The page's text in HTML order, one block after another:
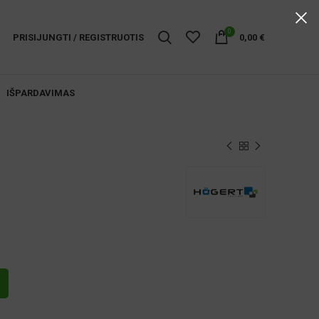
PRISIJUNGTI / REGISTRUOTIS
0
0,00 €
IŠPARDAVIMAS